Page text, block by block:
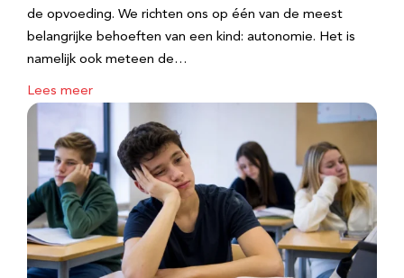
de opvoeding. We richten ons op één van de meest
belangrijke behoeften van een kind: autonomie. Het is
namelijk ook meteen de…
Lees meer